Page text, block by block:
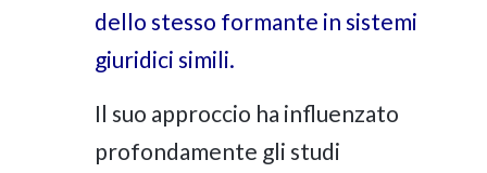
dello stesso formante in sistemi
giuridici simili.
Il suo approccio ha influenzato
profondamente gli studi